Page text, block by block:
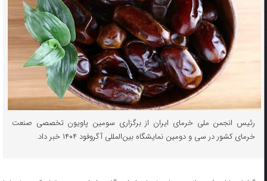
رئیس انجمن ملی خرمای ایران از برگزاری سومین پاویون تخصصی صنعت
خرمای کشور در سی و دومین نمایشگاه بین‌المللی آگروفود ۱۴۰۴ خبر داد.